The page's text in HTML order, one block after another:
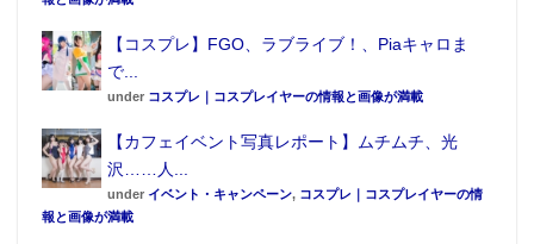
【コスプレ】FGO、ラブライブ！、Piaキャロま
で...
under コスプレ｜コスプレイヤーの情報と画像が満載
【カフェイベント写真レポート】ムチムチ、光
沢……人...
under イベント・キャンペーン, コスプレ｜コスプレイヤーの情
報と画像が満載